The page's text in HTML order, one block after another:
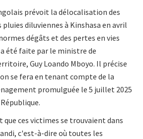
prévoit la délocalisation des
diluviennes à Kinshasa en avril
dégâts et des pertes en vies
été faite par le ministre de
Guy Loando Mboyo. Il précise
se fera en tenant compte de la
promulguée le 5 juillet 2025
ces victimes se trouvaient dans
c'est-à-dire où toutes les